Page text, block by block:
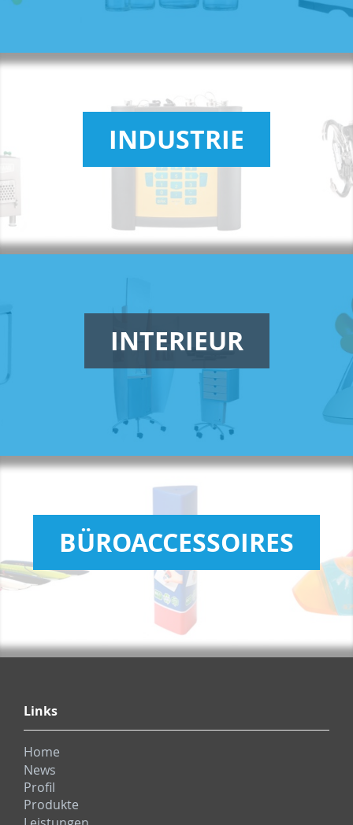
INDUSTRIE
INTERIEUR
BÜROACCESSOIRES
Links
Home
News
Profil
Produkte